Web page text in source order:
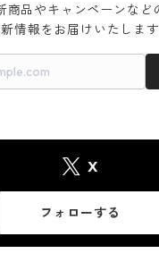
商品やキャンペーンなど
情報をお届けいたします
X
フォローする